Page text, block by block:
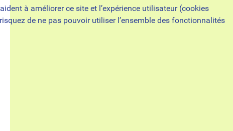
à améliorer ce site et l’expérience utilisateur (cookies
de ne pas pouvoir utiliser l’ensemble des fonctionnalités